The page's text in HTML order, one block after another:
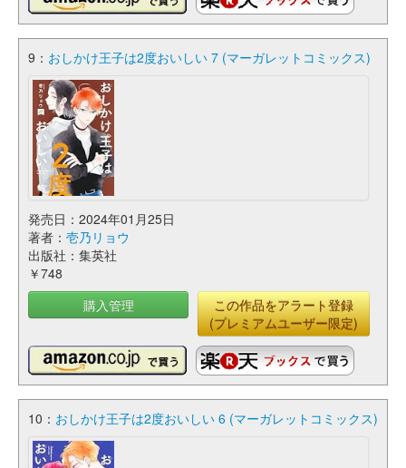
9： おしかけ王子は2度おいしい 7 (マーガレットコミックス)
発売日：2024年01月25日
著者： 壱乃リョウ
出版社：集英社
￥748
購入管理
この作品をアラート登録
(プレミアムユーザー限定)
10： おしかけ王子は2度おいしい 6 (マーガレットコミックス)